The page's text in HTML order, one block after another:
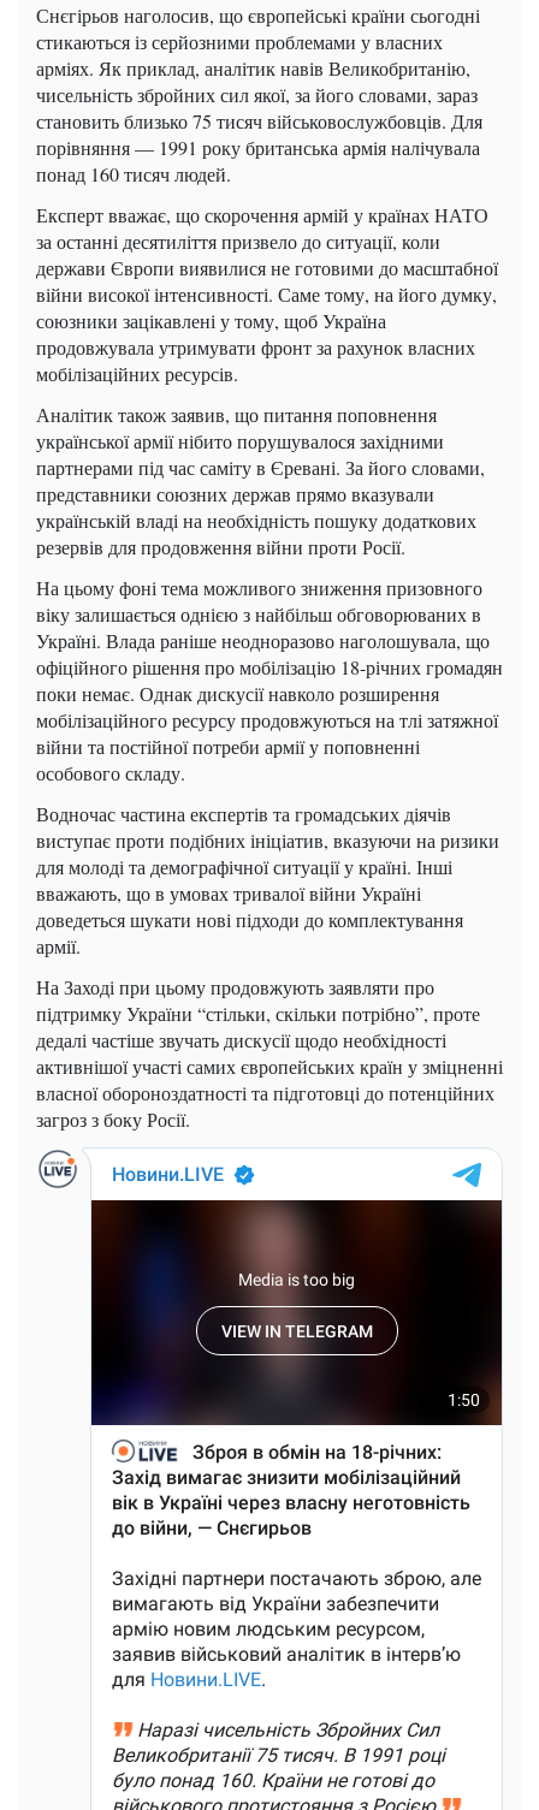
Снєгірьов наголосив, що європейські країни сьогодні
стикаються із серйозними проблемами у власних
арміях. Як приклад, аналітик навів Великобританію,
чисельність збройних сил якої, за його словами, зараз
становить близько 75 тисяч військовослужбовців. Для
порівняння — 1991 року британська армія налічувала
понад 160 тисяч людей.
Експерт вважає, що скорочення армій у країнах НАТО
за останні десятиліття призвело до ситуації, коли
держави Європи виявилися не готовими до масштабної
війни високої інтенсивності. Саме тому, на його думку,
союзники зацікавлені у тому, щоб Україна
продовжувала утримувати фронт за рахунок власних
мобілізаційних ресурсів.
Аналітик також заявив, що питання поповнення
української армії нібито порушувалося західними
партнерами під час саміту в Єревані. За його словами,
представники союзних держав прямо вказували
українській владі на необхідність пошуку додаткових
резервів для продовження війни проти Росії.
На цьому фоні тема можливого зниження призовного
віку залишається однією з найбільш обговорюваних в
Україні. Влада раніше неодноразово наголошувала, що
офіційного рішення про мобілізацію 18-річних громадян
поки немає. Однак дискусії навколо розширення
мобілізаційного ресурсу продовжуються на тлі затяжної
війни та постійної потреби армії у поповненні
особового складу.
Водночас частина експертів та громадських діячів
виступає проти подібних ініціатив, вказуючи на ризики
для молоді та демографічної ситуації у країні. Інші
вважають, що в умовах тривалої війни Україні
доведеться шукати нові підходи до комплектування
армії.
На Заході при цьому продовжують заявляти про
підтримку України “стільки, скільки потрібно”, проте
дедалі частіше звучать дискусії щодо необхідності
активнішої участі самих європейських країн у зміцненні
власної обороноздатності та підготовці до потенційних
загроз з боку Росії.